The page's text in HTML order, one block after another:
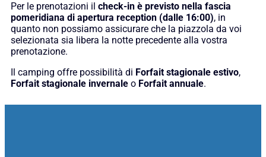
Per le prenotazioni il check-in è previsto nella fascia
pomeridiana di apertura reception (dalle 16:00), in
quanto non possiamo assicurare che la piazzola da voi
selezionata sia libera la notte precedente alla vostra
prenotazione.
Il camping offre possibilità di Forfait stagionale estivo,
Forfait stagionale invernale o Forfait annuale.